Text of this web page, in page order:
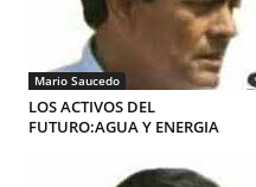
Mario Saucedo
LOS ACTIVOS DEL
FUTURO:AGUA Y ENERGIA